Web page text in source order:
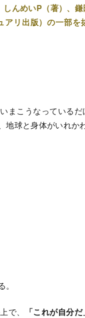
んめいP（著）、鎌
アリ出版）の一部
こうなっているだ
球と身体がいれか
で、
「これが自分